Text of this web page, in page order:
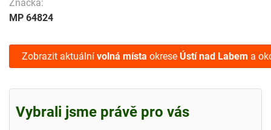
Značka:
MP 64824
Zobrazit aktuální volná místa okrese Ústí nad Labem a
Vybrali jsme právě pro vás